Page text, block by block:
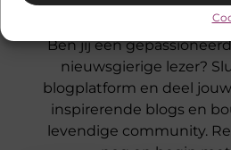
Registreer nu en
Ben jij een
nieuwsgierige lezer?
blogplatform en deel
inspirerende blogs en
levendige community.